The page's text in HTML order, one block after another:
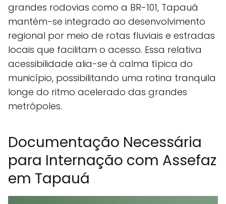
grandes rodovias como a BR-101, Tapauá
mantém-se integrado ao desenvolvimento
regional por meio de rotas fluviais e estradas
locais que facilitam o acesso. Essa relativa
acessibilidade alia-se à calma típica do
município, possibilitando uma rotina tranquila
longe do ritmo acelerado das grandes
metrópoles.
Documentação Necessária
para Internação com Assefaz
em Tapauá